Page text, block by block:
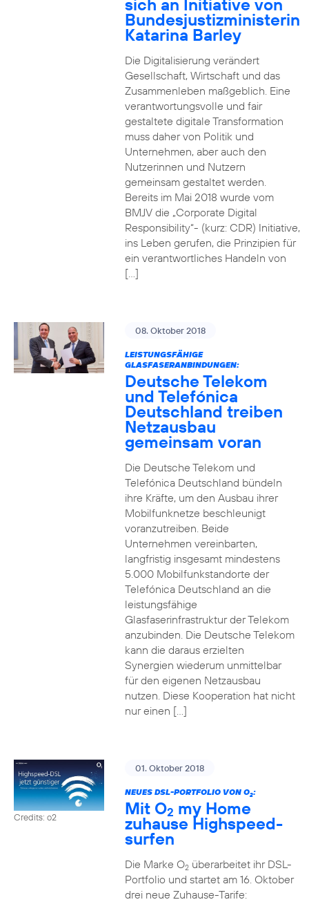
sich an Initiative von
Bundesjustizministerin
Katarina Barley
Die Digitalisierung verändert
Gesellschaft, Wirtschaft und das
Zusammenleben maßgeblich. Eine
verantwortungsvolle und fair
gestaltete digitale Transformation
muss daher von Politik und
Unternehmen, aber auch den
Nutzerinnen und Nutzern
gemeinsam gestaltet werden.
Bereits im Mai 2018 wurde vom
BMJV die „Corporate Digital
Responsibility“- (kurz: CDR) Initiative,
ins Leben gerufen, die Prinzipien für
ein verantwortliches Handeln von
[…]
08. Oktober 2018
LEISTUNGSFÄHIGE
GLASFASERANBINDUNGEN:
Deutsche Telekom
und Telefónica
Deutschland treiben
Netzausbau
gemeinsam voran
Die Deutsche Telekom und
Telefónica Deutschland bündeln
ihre Kräfte, um den Ausbau ihrer
Mobilfunknetze beschleunigt
voranzutreiben. Beide
Unternehmen vereinbarten,
langfristig insgesamt mindestens
5.000 Mobilfunkstandorte der
Telefónica Deutschland an die
leistungsfähige
Glasfaserinfrastruktur der Telekom
anzubinden. Die Deutsche Telekom
kann die daraus erzielten
Synergien wiederum unmittelbar
für den eigenen Netzausbau
nutzen. Diese Kooperation hat nicht
nur einen […]
Credits: o2
01. Oktober 2018
NEUES DSL-PORTFOLIO VON O2:
Mit O2 my Home
zuhause Highspeed-
surfen
Die Marke O2überarbeitet ihr DSL-
Portfolio und startet am 16. Oktober
drei neue Zuhause-Tarife: